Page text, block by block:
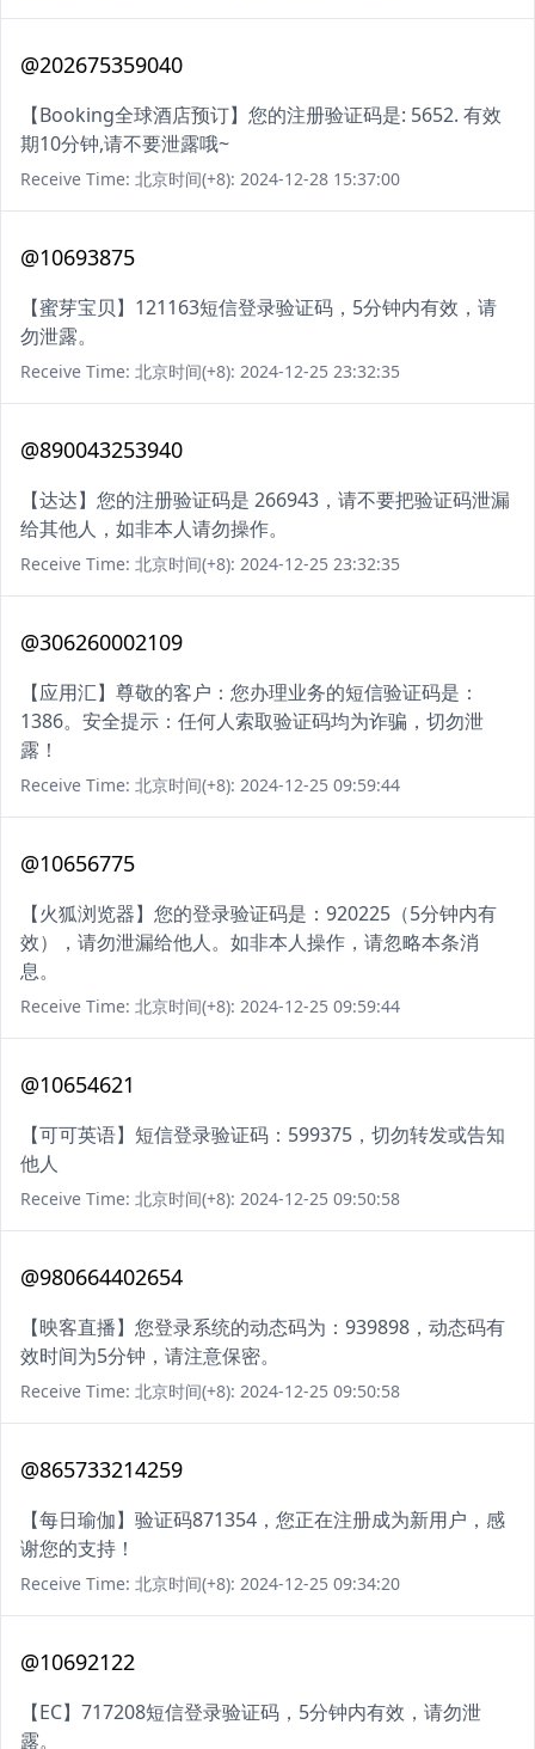
@202675359040
【Booking全球酒店预订】您的注册验证码是: 5652. 有效
期10分钟,请不要泄露哦~
Receive Time: 北京时间(+8): 2024-12-28 15:37:00
@10693875
【蜜芽宝贝】121163短信登录验证码，5分钟内有效，请
勿泄露。
Receive Time: 北京时间(+8): 2024-12-25 23:32:35
@890043253940
【达达】您的注册验证码是 266943，请不要把验证码泄漏
给其他人，如非本人请勿操作。
Receive Time: 北京时间(+8): 2024-12-25 23:32:35
@306260002109
【应用汇】尊敬的客户：您办理业务的短信验证码是：
1386。安全提示：任何人索取验证码均为诈骗，切勿泄
露！
Receive Time: 北京时间(+8): 2024-12-25 09:59:44
@10656775
【火狐浏览器】您的登录验证码是：920225（5分钟内有
效），请勿泄漏给他人。如非本人操作，请忽略本条消
息。
Receive Time: 北京时间(+8): 2024-12-25 09:59:44
@10654621
【可可英语】短信登录验证码：599375，切勿转发或告知
他人
Receive Time: 北京时间(+8): 2024-12-25 09:50:58
@980664402654
【映客直播】您登录系统的动态码为：939898，动态码有
效时间为5分钟，请注意保密。
Receive Time: 北京时间(+8): 2024-12-25 09:50:58
@865733214259
【每日瑜伽】验证码871354，您正在注册成为新用户，感
谢您的支持！
Receive Time: 北京时间(+8): 2024-12-25 09:34:20
@10692122
【EC】717208短信登录验证码，5分钟内有效，请勿泄
露。